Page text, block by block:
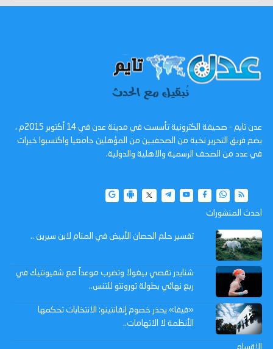
عدن تايم - صحيفة الكترونية تأسست في مدينة عدن في 14 أكتوبر 2015م ،
يضم فريق التحرير نخبة من الصحفيين من المؤهلين جامعيا واكتسبوا خبرات
في عدد من الصحف الرسمية والاهلية والدولية.
احدث المنشورات
تفسير حلم الحصان الأبيض في المنام لابن سيرين ..
شنايدر تقصي بيغولا وتضرب موعداً مع شفيونتيك في
ربع نهائي بطولة تورونتو للتنس..
«فيفا» يحذر خصوم إنفانتينو: الانتخابات تحكمها
الأنظمة لا الاتهامات..
الاقسام